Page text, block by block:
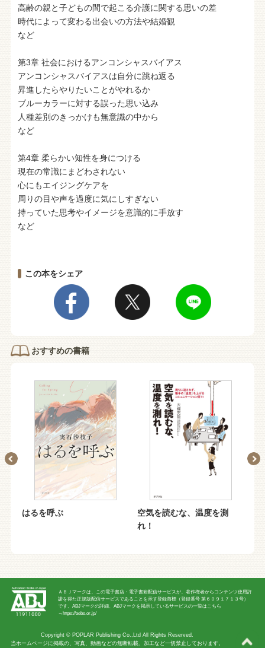
高齢の親と子どもの間で起こる介護に関する思いの差
時代によって変わる出会いの方法や結婚観
など
第3章 社会におけるアンコンシャスバイアス
アンコンシャスバイアスは自分に跳ね返る
昇進したらやりたいことがやれるか
ブルーカラーに対する誤った思い込み
人種差別のきっかけも無意識の中から
など
第4章 柔らかい知性を身につける
現在の常識にまどわされない
心にもエイジングケアを
周りの目や声を過度に気にしすぎない
持っていた思考やイメージを意識的に手放す
など
この本をシェア
おすすめの書籍
はるを呼ぶ
空気を読むな、温度を測
れ！
ＡＢＪマークは、この電子書店・電子書籍配信サービスが、著作権者からコンテンツ使用許
諾を得た正規版配信サービスであることを示す登録商標（登録番号 第６０９１７１３号）
です。ABJマークの詳細、ABJマークを掲示しているサービスの一覧はこちら
→ https://aebs.or.jp/
Copyright © POPLAR Publishing Co.,Ltd All Rights Reserved.
当ホームページに掲載の、写真、動画などの無断転載、加工など一切禁止しております。